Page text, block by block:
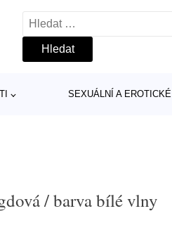
Vyhledávání
SEXUÁLNÍ A
/ barva bílé vlny